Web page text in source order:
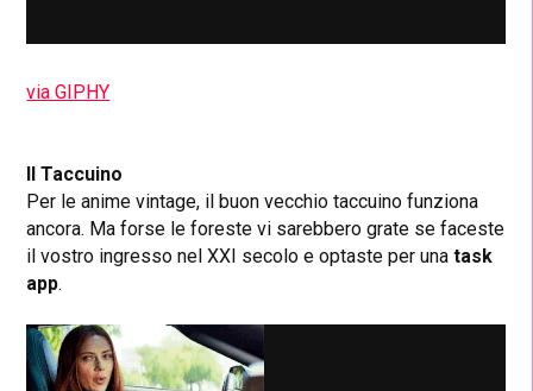
via GIPHY
Il Taccuino
Per le anime vintage, il buon vecchio taccuino funziona
ancora. Ma forse le foreste vi sarebbero grate se faceste
il vostro ingresso nel XXI secolo e optaste per unatask
app.